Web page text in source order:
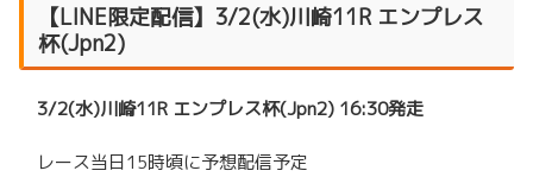
【LINE限定配信】3/2(水)川崎11R エンプレス
杯(Jpn2)
3/2(水)川崎11R エンプレス杯(Jpn2) 16:30発走
レース当日15時頃に予想配信予定